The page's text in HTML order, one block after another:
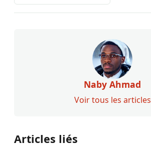
Naby Ahmad
Voir tous les articles
Articles liés